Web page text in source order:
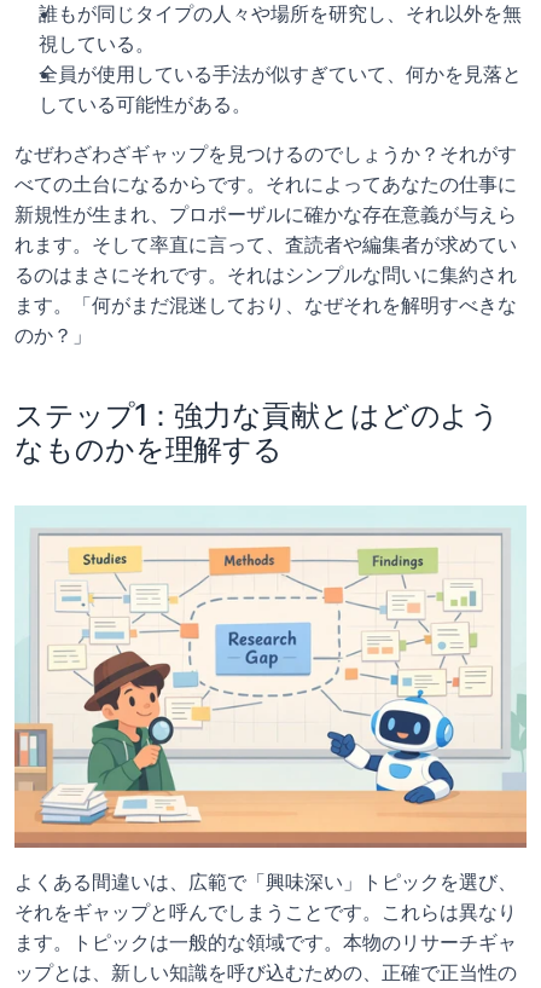
誰もが同じタイプの人々や場所を研究し、それ以外を無
視している。
全員が使用している手法が似すぎていて、何かを見落と
している可能性がある。
なぜわざわざギャップを見つけるのでしょうか？それがす
べての土台になるからです。それによってあなたの仕事に
新規性が生まれ、プロポーザルに確かな存在意義が与えら
れます。そして率直に言って、査読者や編集者が求めてい
るのはまさにそれです。それはシンプルな問いに集約され
ます。「何がまだ混迷しており、なぜそれを解明すべきな
のか？」
ステップ1：強力な貢献とはどのよう
なものかを理解する
よくある間違いは、広範で「興味深い」トピックを選び、
それをギャップと呼んでしまうことです。これらは異なり
ます。トピックは一般的な領域です。本物のリサーチギャ
ップとは、新しい知識を呼び込むための、正確で正当性の